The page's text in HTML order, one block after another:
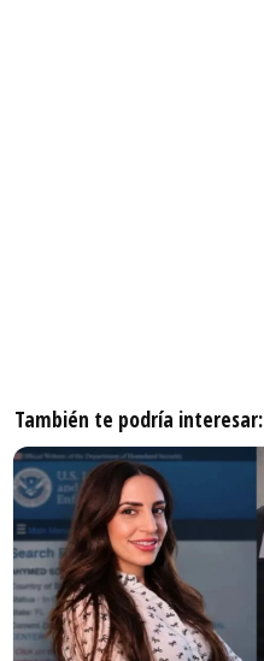
También te podría interesar: